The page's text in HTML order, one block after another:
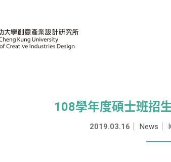
108學年度碩士班招
2019.03.16 News